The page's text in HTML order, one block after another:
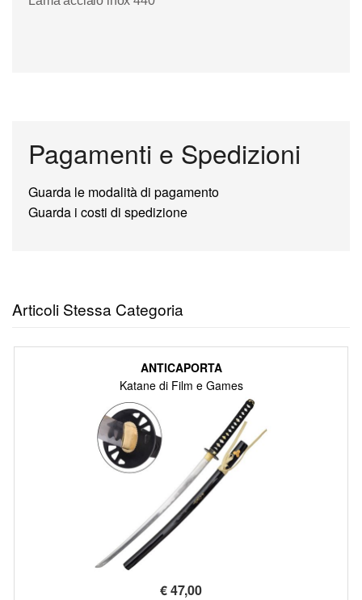
Pagamenti e Spedizioni
Guarda le modalità di pagamento
Guarda i costi di spedizione
Articoli Stessa Categoria
ANTICAPORTA
Katane di Film e Games
€47,00